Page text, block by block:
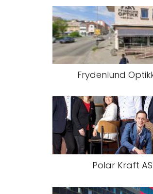
Frydenlund
Polar Kraft